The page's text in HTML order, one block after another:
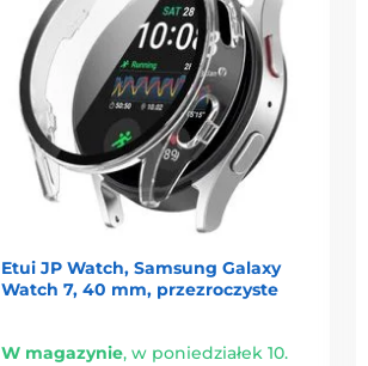
Etui JP Watch, Samsung Galaxy
Watch 7, 40 mm, przezroczyste
W magazynie, w poniedziałek 10.